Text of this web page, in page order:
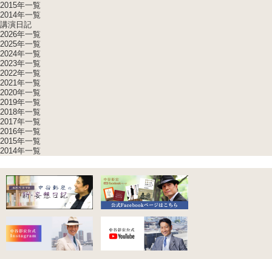
2015年一覧
2014年一覧
講演日記
2026年一覧
2025年一覧
2024年一覧
2023年一覧
2022年一覧
2021年一覧
2020年一覧
2019年一覧
2018年一覧
2017年一覧
2016年一覧
2015年一覧
2014年一覧